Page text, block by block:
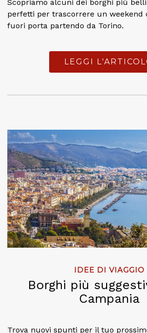
Scopriamo alcuni dei borghi più
perfetti per trascorrere un weekend
fuori porta partendo da Torino.
LEGGI
IDEE DI VIAGGIO
Borghi più
Campania
Trova nuovi spunti per il tuo